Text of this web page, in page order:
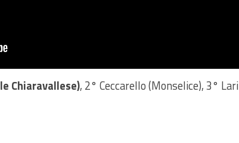
Chiaravallese), 2° Ceccarello (Monselice), 3° Lari